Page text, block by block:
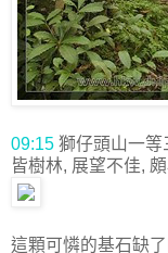
09:15 獅仔頭山一等
皆樹林, 展望不佳,
這顆可憐的基石缺